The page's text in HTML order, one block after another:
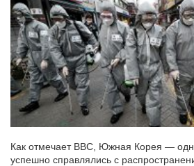
Как отмечает ВВС, Южная Корея —
успешно справлялись с